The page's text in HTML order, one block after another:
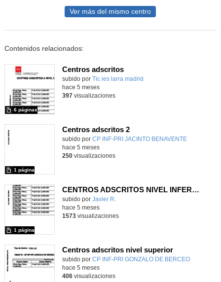
Ver más del mismo centro
Contenidos relacionados:
Centros adscritos
subido por Tic ies larra madrid
6 páginas
hace 5 meses
397visualizaciones
Centros adscritos 2
subido por CP INF-PRI JACINTO BENAVENTE
1 página
-
hace 5 meses
250visualizaciones
CENTROS ADSCRITOS NIVEL INFERIOR IES SANTA TERESA DE JESÚS
subido por Javier R.
1 página
hace 5 meses
1573visualizaciones
Centros adscritos nivel superior
subido por CP INF-PRI GONZALO DE BERCEO-
hace 5 meses
406visualizaciones